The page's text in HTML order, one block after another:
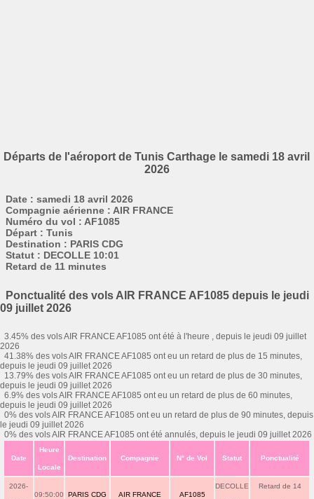
Départs de l'aéroport de Tunis Carthage le samedi 18 avril
2026
Date : samedi 18 avril 2026
Compagnie aérienne : AIR FRANCE
Numéro du vol : AF1085
Départ : Tunis
Destination : PARIS CDG
Statut : DECOLLE 10:01
Retard de 11 minutes
Ponctualité des vols AIR FRANCE AF1085 depuis le jeudi
09 juillet 2026
3.45% des vols AIR FRANCE AF1085 ont été à l'heure , depuis le jeudi 09 juillet
2026
41.38% des vols AIR FRANCE AF1085 ont eu un retard de plus de 15 minutes,
depuis le jeudi 09 juillet 2026
13.79% des vols AIR FRANCE AF1085 ont eu un retard de plus de 30 minutes,
depuis le jeudi 09 juillet 2026
6.9% des vols AIR FRANCE AF1085 ont eu un retard de plus de 60 minutes,
depuis le jeudi 09 juillet 2026
0% des vols AIR FRANCE AF1085 ont eu un retard de plus de 90 minutes, depuis
le jeudi 09 juillet 2026
0% des vols AIR FRANCE AF1085 ont été annulés, depuis le jeudi 09 juillet 2026
Date
Heure
Locale
Destination Compagnie N° de Vol Statut Ponctualité
2026-
09:50:00 PARIS CDG AIR FRANCE AF1085
DECOLLE Retard de 14